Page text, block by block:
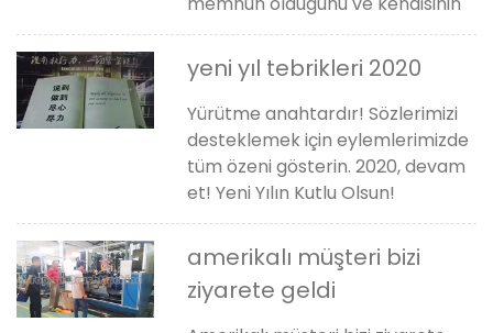
yeni yıl tebrikleri 2020
Yürütme anahtardır! Sözlerimizi
desteklemek için eylemlerimizde
tüm özeni gösterin. 2020, devam
et! Yeni Yılın Kutlu Olsun!
amerikalı müşteri bizi
ziyarete geldi